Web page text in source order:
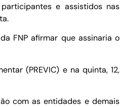
e assistidos nas
FNP afirmar que assinaria o
(PREVIC) e na quinta, 12,
com as entidades e demais